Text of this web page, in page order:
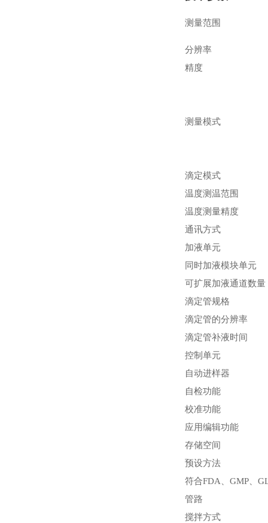
测量范围
分辨率
精度
测量模式
滴定模式
温度测温范围
温度测量精度
通讯方式
加液单元
同时加液模块单元
可扩展加液通道数量
滴定管规格
滴定管的分辨率
滴定管补液时间
控制单元
自动进样器
自检功能
校准功能
应用编辑功能
存储空间
预设方法
符合FDA、GMP、
管路
搅拌方式